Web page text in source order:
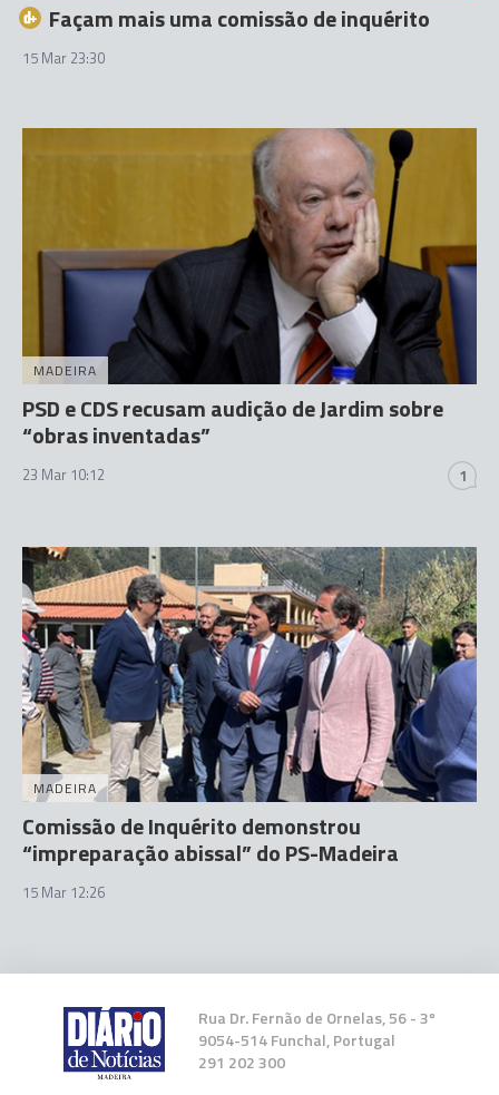
Façam mais uma comissão de inquérito
15 Mar 23:30
MADEIRA
PSD e CDS recusam audição de Jardim sobre
“obras inventadas”
23 Mar 10:12 1
MADEIRA
Comissão de Inquérito demonstrou
“impreparação abissal” do PS-Madeira
15 Mar 12:26
Rua Dr. Fernão de Ornelas, 56 - 3º
9054-514 Funchal, Portugal
291 202 300